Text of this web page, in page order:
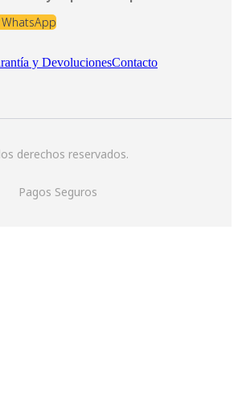
y DevolucionesContacto
derechos reservados.
Pagos Seguros